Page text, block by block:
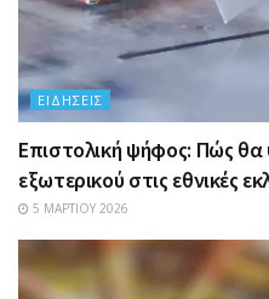
ΕΙΔΉΣΕΙΣ
Επιστολική ψήφος: Πώς θα
εξωτερικού στις εθνικές
5 ΜΑΡΤΊΟΥ 2026